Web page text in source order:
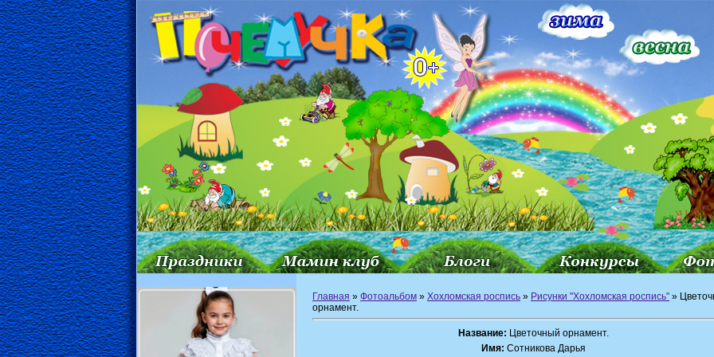
Главная » Фотоальбом » Хохломская роспись » Рисунки "Хохломская роспись" »
орнамент.
Название: Цветочный орнамент.
Имя: Сотникова Дарья